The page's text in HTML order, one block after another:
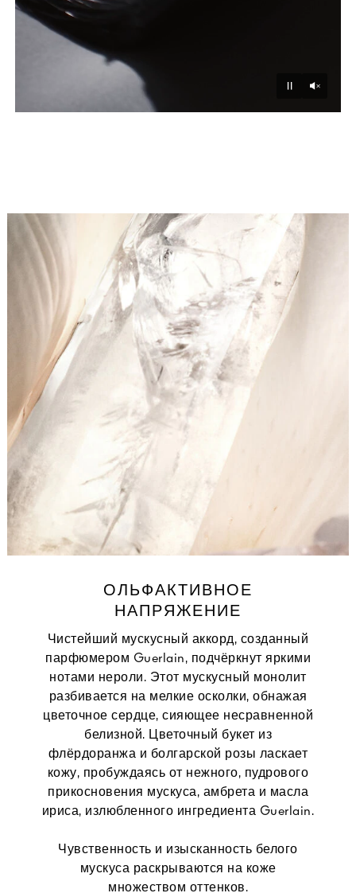
Pause
ОЛЬФАКТИВНОЕ
НАПРЯЖЕНИЕ
Чистейший мускусный аккорд, созданный
парфюмером Guerlain, подчёркнут яркими
нотами нероли. Этот мускусный монолит
разбивается на мелкие осколки, обнажая
цветочное сердце, сияющее несравненной
белизной. Цветочный букет из
флёрдоранжа и болгарской розы ласкает
кожу, пробуждаясь от нежного, пудрового
прикосновения мускуса, амбрета и масла
ириса, излюбленного ингредиента Guerlain.
Чувственность и изысканность белого
мускуса раскрываются на коже
множеством оттенков.